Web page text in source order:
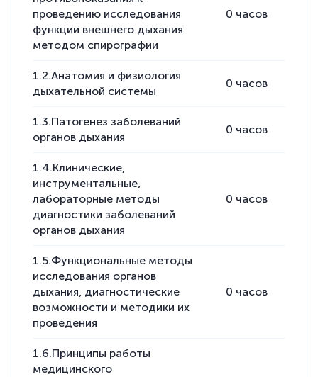
проведению исследования
функции внешнего дыхания
методом спирографии
0 часов
1.2.Анатомия и физиология
дыхательной системы
0 часов
1.3.Патогенез заболеваний
органов дыхания
0 часов
1.4.Клинические,
инструментальные,
лабораторные методы
диагностики заболеваний
органов дыхания
0 часов
1.5.Функциональные методы
исследования органов
дыхания, диагностические
возможности и методики их
проведения
0 часов
1.6.Принципы работы
медицинского